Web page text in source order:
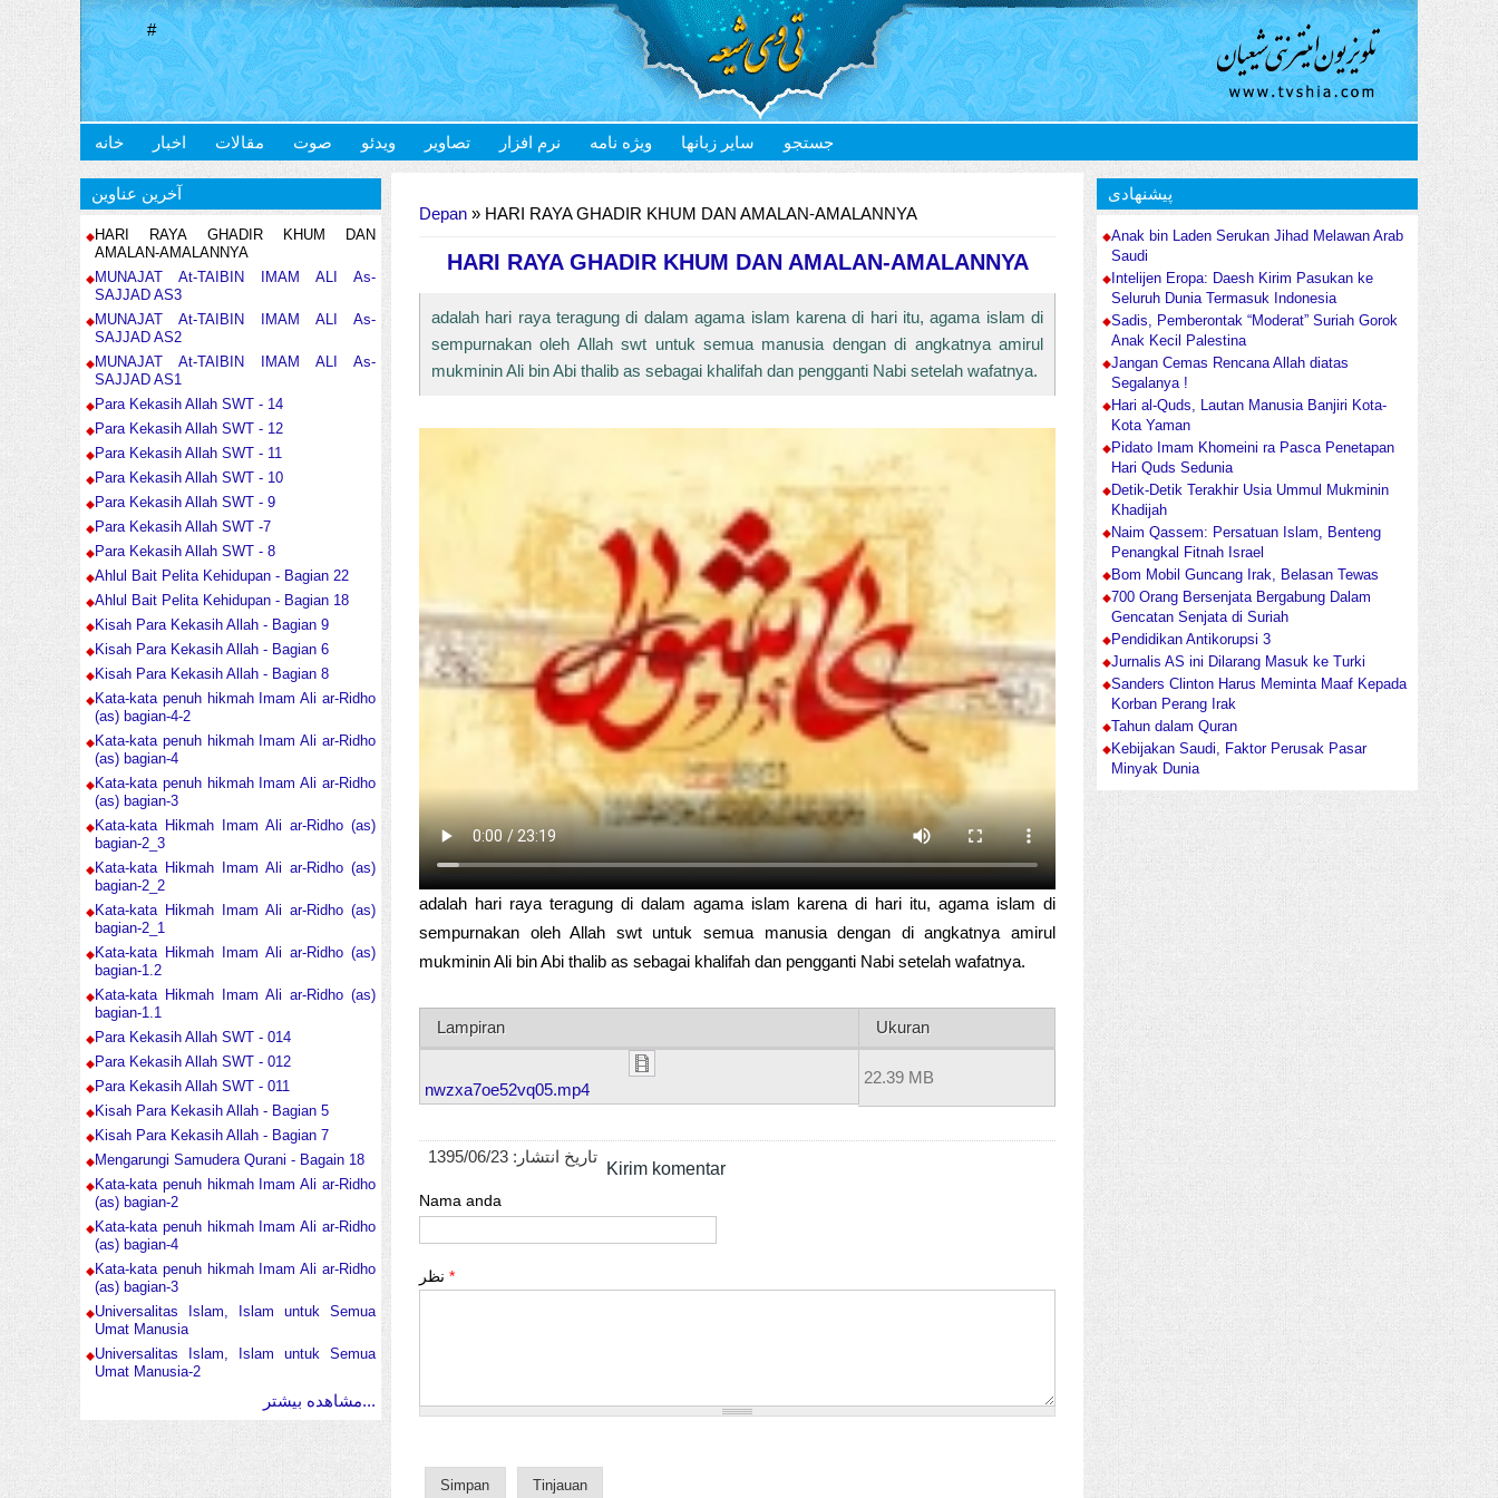
#
خانه اخبار مقالات صوت ویدئو تصاویر نرم افزار ویژه نامه سایر زبانها جستجو
Depan » HARI RAYA GHADIR KHUM DAN AMALAN-AMALANNYA
HARI RAYA GHADIR KHUM DAN AMALAN-AMALANNYA
adalah hari raya teragung di dalam agama islam karena di hari itu, agama islam di
sempurnakan oleh Allah swt untuk semua manusia dengan di angkatnya amirul
mukminin Ali bin Abi thalib as sebagai khalifah dan pengganti Nabi setelah wafatnya.
adalah hari raya teragung di dalam agama islam karena di hari itu, agama islam di
sempurnakan oleh Allah swt untuk semua manusia dengan di angkatnya amirul
mukminin Ali bin Abi thalib as sebagai khalifah dan pengganti Nabi setelah wafatnya.
Lampiran Ukuran
nwzxa7oe52vq05.mp4
22.39 MB
تاریخ انتشار: 1395/06/23
Kirim komentar
Nama anda
*
آخرین عناوین
HARI RAYA GHADIR KHUM DAN
AMALAN-AMALANNYA
MUNAJAT At-TAIBIN IMAM ALI As-
SAJJAD AS3
MUNAJAT At-TAIBIN IMAM ALI As-
SAJJAD AS2
MUNAJAT At-TAIBIN IMAM ALI As-
SAJJAD AS1
Para Kekasih Allah SWT - 14
Para Kekasih Allah SWT - 12
Para Kekasih Allah SWT - 11
Para Kekasih Allah SWT - 10
Para Kekasih Allah SWT - 9
Para Kekasih Allah SWT -7
Para Kekasih Allah SWT - 8
Ahlul Bait Pelita Kehidupan - Bagian 22
Ahlul Bait Pelita Kehidupan - Bagian 18
Kisah Para Kekasih Allah - Bagian 9
Kisah Para Kekasih Allah - Bagian 6
Kisah Para Kekasih Allah - Bagian 8
Kata-kata penuh hikmah Imam Ali ar-Ridho
(as) bagian-4-2
Kata-kata penuh hikmah Imam Ali ar-Ridho
(as) bagian-4
Kata-kata penuh hikmah Imam Ali ar-Ridho
(as) bagian-3
Kata-kata Hikmah Imam Ali ar-Ridho (as)
bagian-2_3
Kata-kata Hikmah Imam Ali ar-Ridho (as)
bagian-2_2
Kata-kata Hikmah Imam Ali ar-Ridho (as)
bagian-2_1
Kata-kata Hikmah Imam Ali ar-Ridho (as)
bagian-1.2
Kata-kata Hikmah Imam Ali ar-Ridho (as)
bagian-1.1
Para Kekasih Allah SWT - 014
Para Kekasih Allah SWT - 012
Para Kekasih Allah SWT - 011
Kisah Para Kekasih Allah - Bagian 5
Kisah Para Kekasih Allah - Bagian 7
Mengarungi Samudera Qurani - Bagain 18
Kata-kata penuh hikmah Imam Ali ar-Ridho
(as) bagian-2
Kata-kata penuh hikmah Imam Ali ar-Ridho
(as) bagian-4
Kata-kata penuh hikmah Imam Ali ar-Ridho
(as) bagian-3
Universalitas Islam, Islam untuk Semua
Umat Manusia
Universalitas Islam, Islam untuk Semua
Umat Manusia-2
مشاهده بیشتر...
پیشنهادی
Anak bin Laden Serukan Jihad Melawan Arab
Saudi
Intelijen Eropa: Daesh Kirim Pasukan ke
Seluruh Dunia Termasuk Indonesia
Sadis, Pemberontak “Moderat” Suriah Gorok
Anak Kecil Palestina
Jangan Cemas Rencana Allah diatas
Segalanya !
Hari al-Quds, Lautan Manusia Banjiri Kota-
Kota Yaman
Pidato Imam Khomeini ra Pasca Penetapan
Hari Quds Sedunia
Detik-Detik Terakhir Usia Ummul Mukminin
Khadijah
Naim Qassem: Persatuan Islam, Benteng
Penangkal Fitnah Israel
Bom Mobil Guncang Irak, Belasan Tewas
700 Orang Bersenjata Bergabung Dalam
Gencatan Senjata di Suriah
Pendidikan Antikorupsi 3
Jurnalis AS ini Dilarang Masuk ke Turki
Sanders Clinton Harus Meminta Maaf Kepada
Korban Perang Irak
Tahun dalam Quran
Kebijakan Saudi, Faktor Perusak Pasar
Minyak Dunia